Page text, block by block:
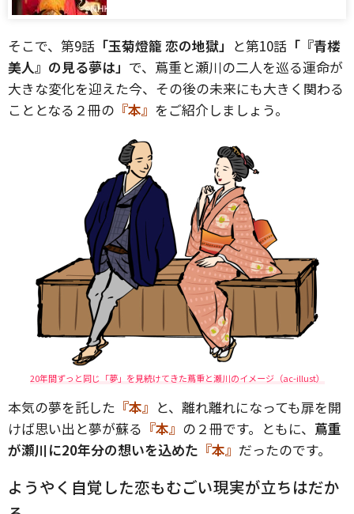
そこで、第9話 「玉菊燈籠 恋の地獄」 と第10話 「『青楼
美人』の見る夢は」 で、蔦重と瀬川の二人を巡る運命が
大きな変化を迎えた今、その後の未来にも大きく関わる
こととなる２冊の 『本』 をご紹介しましょう。
20年間ずっと同じ「夢」を見続けてきた蔦重と瀬川のイメージ（ac-illust）
本気の夢を託した 『本』 と、離れ離れになっても扉を開
けば思い出と夢が蘇る 『本』 の２冊です。ともに、 蔦重
が瀬川に20年分の想いを込めた 『本』 だったのです。
ようやく自覚した恋もむごい現実が立ちはだか